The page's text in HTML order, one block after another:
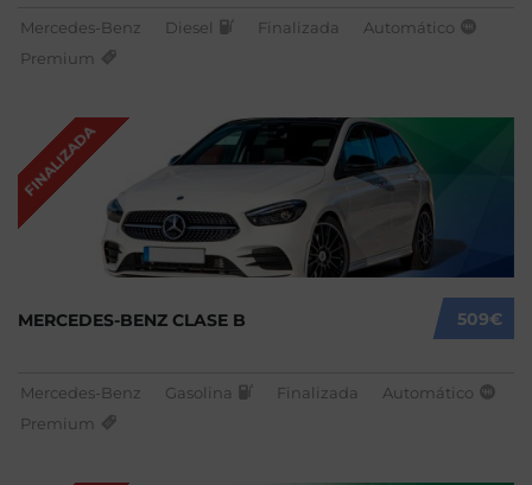
Mercedes-Benz Diesel Finalizada
Automático
Premium
FINALIZADA
509€
MERCEDES-BENZ CLASE B
Mercedes-Benz Gasolina Finalizada
Automático
Premium